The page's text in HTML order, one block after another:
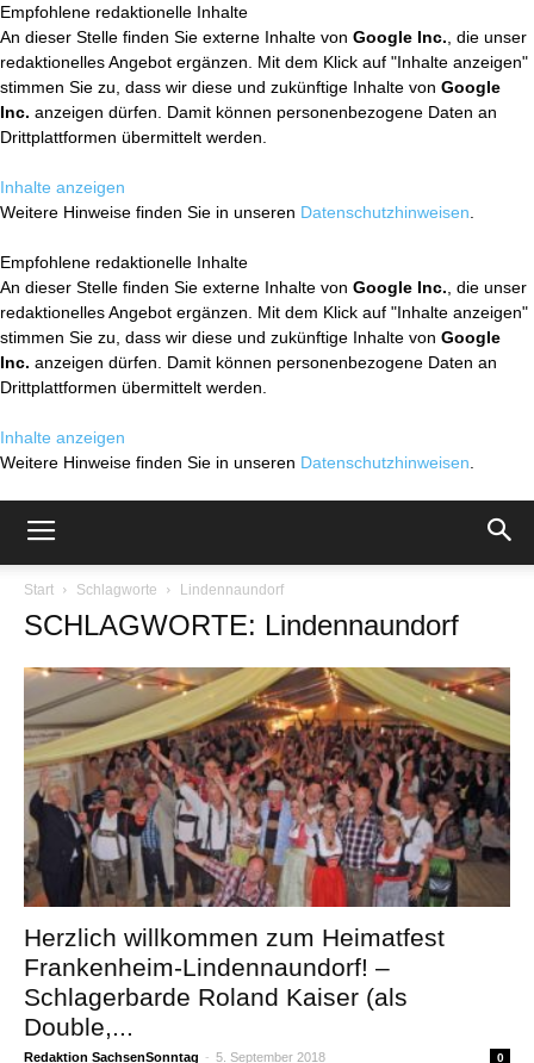
Empfohlene redaktionelle Inhalte
An dieser Stelle finden Sie externe Inhalte von Google Inc. , die unser
redaktionelles Angebot ergänzen. Mit dem Klick auf "Inhalte anzeigen"
stimmen Sie zu, dass wir diese und zukünftige Inhalte von Google
Inc. anzeigen dürfen. Damit können personenbezogene Daten an
Drittplattformen übermittelt werden.
Inhalte anzeigen
Weitere Hinweise finden Sie in unseren Datenschutzhinweisen
Empfohlene redaktionelle Inhalte
An dieser Stelle finden Sie externe Inhalte von Google Inc. , die unser
redaktionelles Angebot ergänzen. Mit dem Klick auf "Inhalte anzeigen"
stimmen Sie zu, dass wir diese und zukünftige Inhalte von Google
Inc. anzeigen dürfen. Damit können personenbezogene Daten an
Drittplattformen übermittelt werden.
Inhalte anzeigen
Weitere Hinweise finden Sie in unseren Datenschutzhinweisen
Start Schlagworte Lindennaundorf
SCHLAGWORTE: Lindennaundorf
Herzlich willkommen zum Heimatfest
Frankenheim-Lindennaundorf! –
Schlagerbarde Roland Kaiser (als
Double,...
Redaktion SachsenSonntag - 5. September 2018 0